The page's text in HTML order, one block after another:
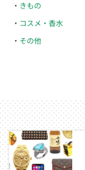
きもの
コスメ・香水
その他